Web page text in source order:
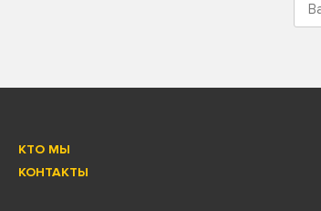
КТО МЫ
КОНТАКТЫ